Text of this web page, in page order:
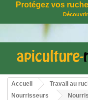
Protégez vos
Accueil Travail au
Nourrisseurs